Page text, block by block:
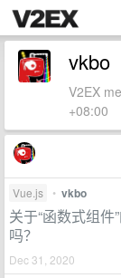
vkbo
V2EX
+08:00
Vue.js • vkbo
关于“函数式组
吗？
Dec 31, 2020